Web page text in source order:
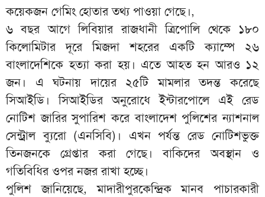
কয়েকজন গেমিং হোতার তথ্য পাওয়া গেছে।,
৬ বছর আগে লিবিয়ার রাজধানী ত্রিপোলি থেকে ১৮০
কিলোমিটার দূরে মিজদা শহরের একটি ক্যাম্পে ২৬
বাংলাদেশিকে হত্যা করা হয়। এতে আহত হন আরও ১২
জন। এ ঘটনায় দায়ের ২৫টি মামলার তদন্ত করেছে
সিআইডি। সিআইডির অনুরোধে ইন্টারপোলে এই রেড
নোটিশ জারির সুপারিশ করে বাংলাদেশ পুলিশের ন্যাশনাল
সেন্ট্রাল ব্যুরো (এনসিবি)। এখন পর্যন্ত রেড নোটিশভুক্ত
তিনজনকে গ্রেপ্তার করা গেছে। বাকিদের অবস্থান ও
গতিবিধির ওপর নজর রাখা হচ্ছে।
পুলিশ জানিয়েছে, মাদারীপুরকেন্দ্রিক মানব পাচারকারী